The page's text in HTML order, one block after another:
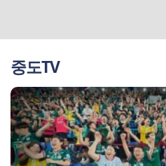
중도TV